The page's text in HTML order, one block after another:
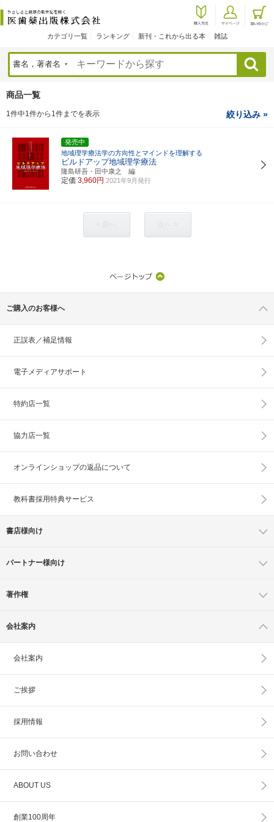
カテゴリ一覧 ランキング 新刊・これから出る本 雑誌
検索
商品一覧
1件中1件から1件までを表示 絞り込み »
発売中
地域理学療法学の方向性とマインドを理解する
ビルドアップ地域理学療法
隆島研吾・田中康之 編
定価 3,960円 2021年9月発行
ご購入のお客様へ
正誤表／補足情報
電子メディアサポート
特約店一覧
協力店一覧
オンラインショップの返品について
教科書採用特典サービス
書店様向け
パートナー様向け
著作権
会社案内
会社案内
ご挨拶
採用情報
お問い合わせ
ABOUT US
創業100周年